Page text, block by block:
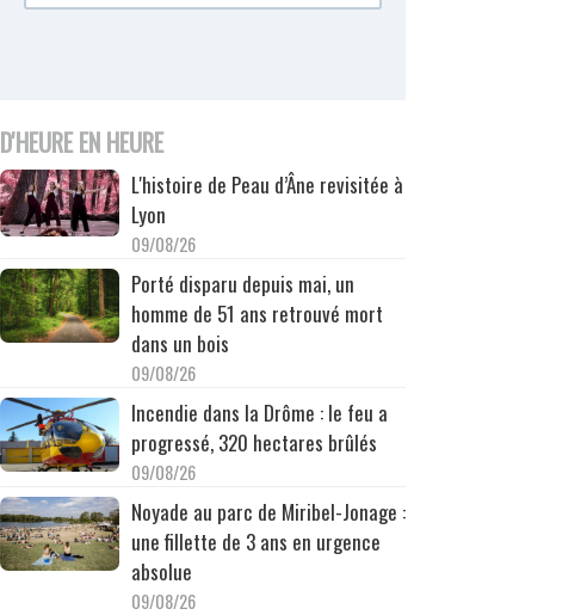
D'HEURE EN HEURE
L'histoire de Peau d’Âne revisitée à
Lyon
09/08/26
Porté disparu depuis mai, un
homme de 51 ans retrouvé mort
dans un bois
09/08/26
Incendie dans la Drôme : le feu a
progressé, 320 hectares brûlés
09/08/26
Noyade au parc de Miribel-Jonage :
une fillette de 3 ans en urgence
absolue
09/08/26